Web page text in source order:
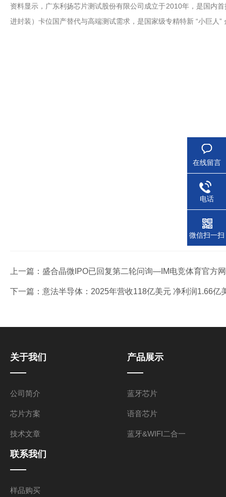
资料显示，广东利扬芯片测试股份有限公司成立于2010年，是国内
进封装）卡位国产替代与高端测试需求，是国家级专精特新 “小巨人”
上一篇： 盛合晶微IPO已回复第二轮问询—IM电竞体育官方
下一篇： 意法半导体：2025年营收118亿美元 净利润1.66
关于我们
公司简介
芯片方案
技术文章
产品展示
蓝牙芯片
语音芯片
蓝牙&WIFI二合一
联系我们
样品购买
在线留言
电话
微信扫一扫